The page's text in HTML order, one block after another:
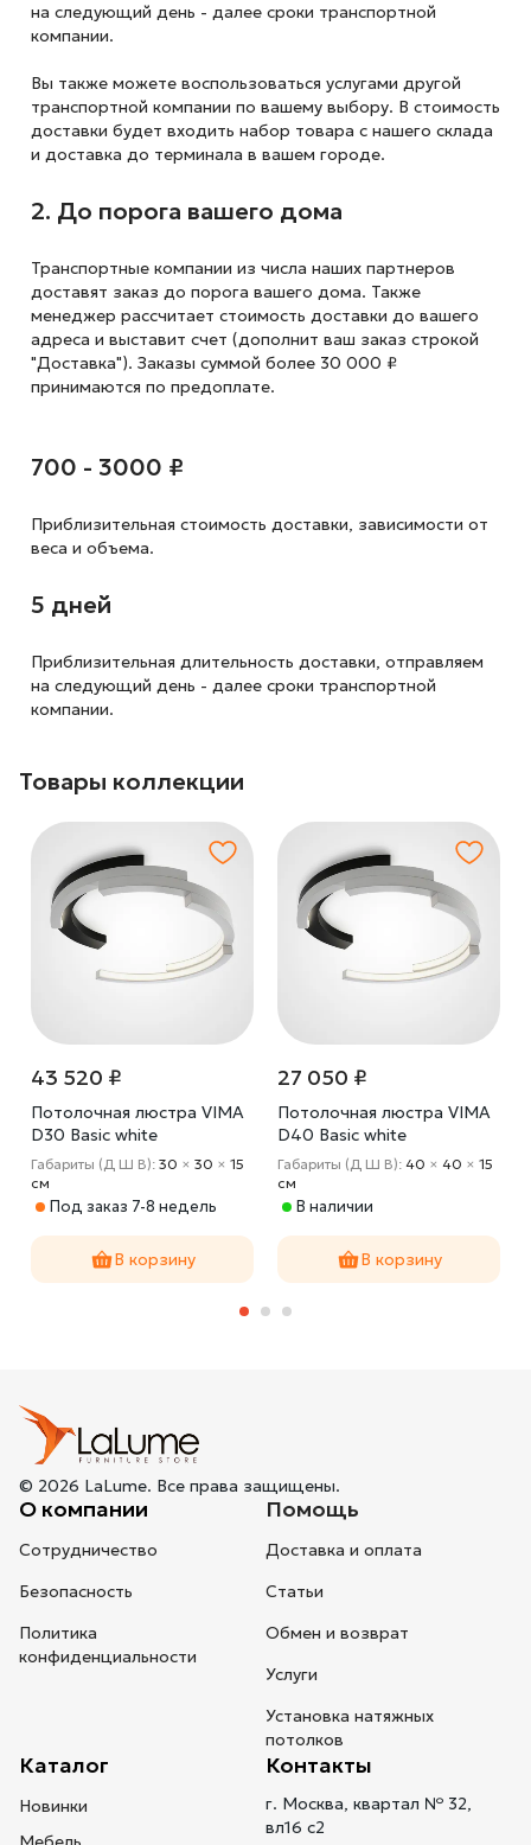
на следующий день - далее сроки транспортной
компании.
Вы также можете воспользоваться услугами другой
транспортной компании по вашему выбору. В стоимость
доставки будет входить набор товара с нашего склада
и доставка до терминала в вашем городе.
2. До порога вашего дома
Транспортные компании из числа наших партнеров
доставят заказ до порога вашего дома. Также
менеджер рассчитает стоимость доставки до вашего
адреса и выставит счет (дополнит ваш заказ строкой
"Доставка"). Заказы суммой более 30 000 ₽
принимаются по предоплате.
700 - 3000 ₽
Приблизительная стоимость доставки, зависимости от
веса и объема.
5 дней
Приблизительная длительность доставки, отправляем
на следующий день - далее сроки транспортной
компании.
Товары коллекции
43 520 ₽
Потолочная люстра VIMA
D30 Basic white
Габариты (Д Ш В): 30 × 30 × 15
cм
Под заказ 7-8 недель
В корзину
27 050 ₽
Потолочная люстра VIMA
D40 Basic white
Габариты (Д Ш В): 40 × 40 × 15
cм
В наличии
В корзину
© 2026 LaLume. Все права защищены.
О компании
Сотрудничество
Безопасность
Политика
конфиденциальности
Помощь
Доставка и оплата
Статьи
Обмен и возврат
Услуги
Установка натяжных
потолков
Каталог
Новинки
Контакты
г. Москва, квартал № 32,
вл16 с2